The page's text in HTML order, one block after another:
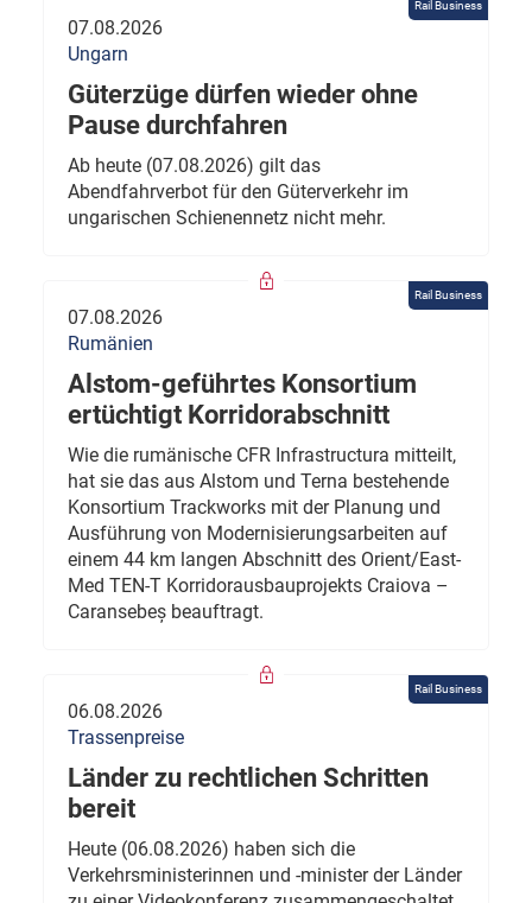
Rail Business
07.08.2026
Ungarn
Güterzüge dürfen wieder ohne
Pause durchfahren
Ab heute (07.08.2026) gilt das
Abendfahrverbot für den Güterverkehr im
ungarischen Schienennetz nicht mehr.
Rail Business
07.08.2026
Rumänien
Alstom-geführtes Konsortium
ertüchtigt Korridorabschnitt
Wie die rumänische CFR Infrastructura mitteilt,
hat sie das aus Alstom und Terna bestehende
Konsortium Trackworks mit der Planung und
Ausführung von Modernisierungsarbeiten auf
einem 44 km langen Abschnitt des Orient/East-
Med TEN-T Korridorausbauprojekts Craiova –
Caransebeș beauftragt.
Rail Business
06.08.2026
Trassenpreise
Länder zu rechtlichen Schritten
bereit
Heute (06.08.2026) haben sich die
Verkehrsministerinnen und -minister der Länder